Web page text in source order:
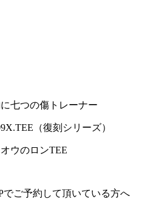
七つの傷トレーナー
（復刻シリーズ）
ウのロンTEE
ご予約して頂いている方へ